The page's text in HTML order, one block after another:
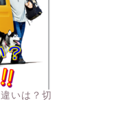
いは？切